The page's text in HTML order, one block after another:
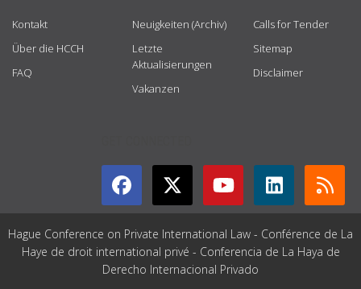
Kontakt
Über die HCCH
FAQ
Neuigkeiten (Archiv)
Letzte
Aktualisierungen
Vakanzen
Calls for Tender
Sitemap
Disclaimer
Hague Conference on Private International Law - Conférence de La
Haye de droit international privé - Conferencia de La Haya de
Derecho Internacional Privado